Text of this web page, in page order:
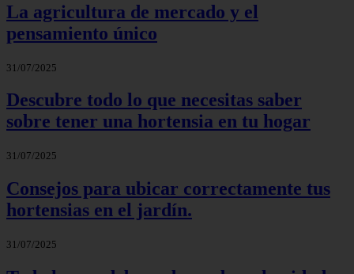
La agricultura de mercado y el
pensamiento único
31/07/2025
Descubre todo lo que necesitas saber
sobre tener una hortensia en tu hogar
31/07/2025
Consejos para ubicar correctamente tus
hortensias en el jardín.
31/07/2025